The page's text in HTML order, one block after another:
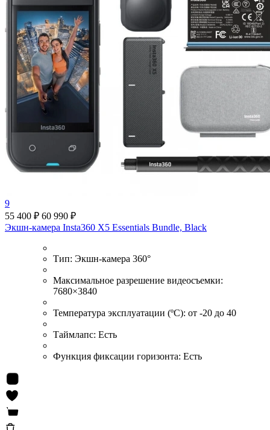
9
55 400 ₽ 60 990 ₽
Экшн-камера Insta360 X5 Essentials Bundle, Black
Тип: Экшн-камера 360°
Максимальное разрешение видеосъемки:
7680×3840
Температура эксплуатации (ºС): от -20 до 40
Таймлапс: Есть
Функция фиксации горизонта: Есть